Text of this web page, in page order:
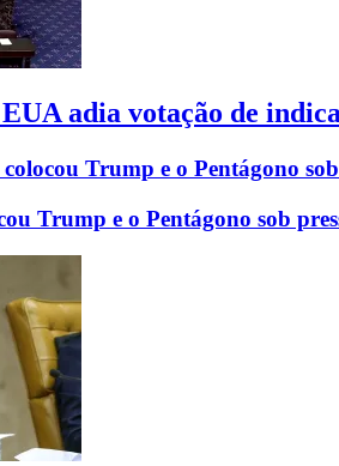
EUA adia votação de
Trump e o Pentágono
Trump e o Pentágono sob